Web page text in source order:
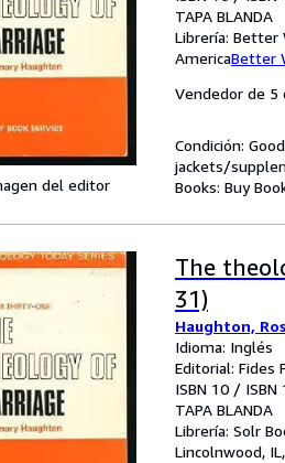
del editor
TAPA BLANDA
Librería: Better
AmericaBetter
Vendedor de 5
Condición:
jackets/
Books: Buy
The
31)
Haughton,
Idioma: Inglés
Editorial: Fides
ISBN 10 / ISBN
TAPA BLANDA
Librería: Solr
Lincolnwood,